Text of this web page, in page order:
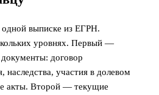
одной выписке из ЕГРН.
уровнях. Первый —
договор
наследства, участия в долевом
акты. Второй — текущие